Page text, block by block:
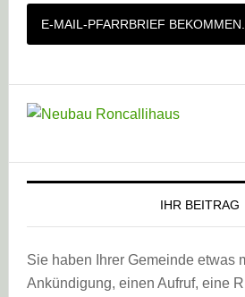
E-MAIL-PFARRBRIEF BEKOMMEN...
IHR BEITRAG
Sie haben Ihrer Gemeinde etwas
Ankündigung, einen Aufruf, eine